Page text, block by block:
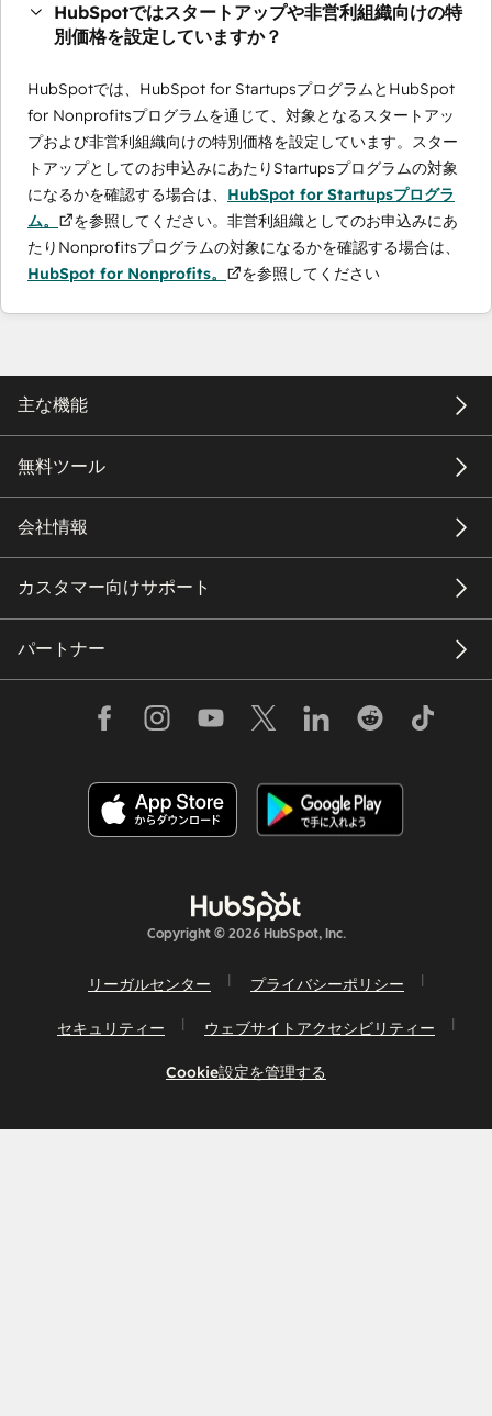
HubSpotではスタートアップや非営利組織向けの特
別価格を設定していますか？
HubSpotでは、HubSpot for StartupsプログラムとHubSpot
for Nonprofitsプログラムを通じて、対象となるスタートアッ
プおよび非営利組織向けの特別価格を設定しています。スター
トアップとしてのお申込みにあたりStartupsプログラムの対象
になるかを確認する場合は、 HubSpot for Startupsプログラ
ム。
を参照してください。非営利組織としてのお申込みにあ
たりNonprofitsプログラムの対象になるかを確認する場合は、
HubSpot for Nonprofits。
を参照してください
主な機能
無料ツール
会社情報
カスタマー向けサポート
パートナー
Copyright © 2026 HubSpot, Inc.
リーガルセンター プライバシーポリシー
セキュリティー ウェブサイトアクセシビリティー
Cookie設定を管理する